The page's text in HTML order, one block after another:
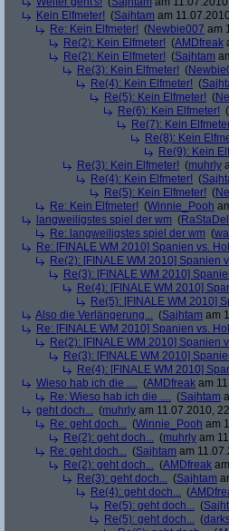
Kein Elfmeter! (Sajhtam am
Re: Kein Elfmeter! (Newbie007 am
Re(2): Kein Elfmeter! (AMDfreak
Re(2): Kein Elfmeter! (Sajhtam
Re(3): Kein Elfmeter! (
Re(4): Kein Elfmeter! (
Re(5): Kein Elfmeter! (
Re(6): Kein Elfmeter! (
Re(7): Kein
Re(8): Kein
Re(9): Kein
Re(3): Kein Elfmeter! (muhrly
Re(4): Kein Elfmeter! (
Re(5): Kein Elfmeter! (
Re: Kein Elfmeter! (Winnie_Pooh
langweiligstes spiel der wm (
Re: langweiligstes spiel der wm (
Re: [FINALE WM 2010] Spanien vs.
Re(2): [FINALE WM 2010] Spanien
Re(3): [FINALE WM 2010]
Re(4): [FINALE WM 2010]
Re(5): [FINALE WM 2010]
Also die Verlängerung... (Sajhtam am
Re: [FINALE WM 2010] Spanien vs.
Re(2): [FINALE WM 2010] Spanien
Re(3): [FINALE WM 2010]
Re(4): [FINALE WM 2010]
Wieso hab ich die .... (AMDfreak am
Re: Wieso hab ich die .... (Sajhtam
geht doch... (muhrly am 11.07.2010,
Re: geht doch... (Winnie_Pooh am
Re(2): geht doch... (muhrly am
Re: geht doch... (Sajhtam am
Re(2): geht doch... (AMDfreak
Re(3): geht doch... (Sajhtam
Re(4): geht doch... (
Re(5): geht doch... (
Re(5): geht doch... (